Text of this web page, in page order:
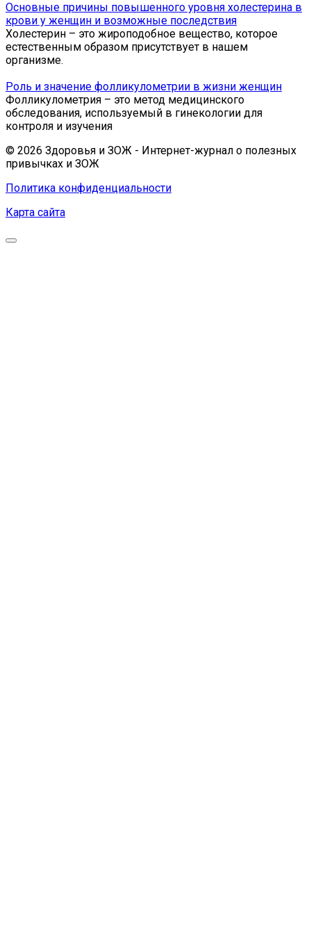
Основные причины повышенного уровня холестерина в
крови у женщин и возможные последствия
Холестерин – это жироподобное вещество, которое
естественным образом присутствует в нашем
организме.
Роль и значение фолликулометрии в жизни женщин
Фолликулометрия – это метод медицинского
обследования, используемый в гинекологии для
контроля и изучения
© 2026 Здоровья и ЗОЖ - Интернет-журнал о полезных
привычках и ЗОЖ
Политика конфиденциальности
Карта сайта